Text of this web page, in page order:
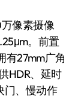
像素摄像
。前置
有27mm广角
HDR、延时
门、慢动作